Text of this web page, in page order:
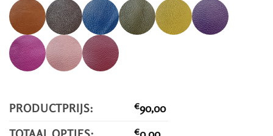
PRODUCTPRIJS: €90,00
€